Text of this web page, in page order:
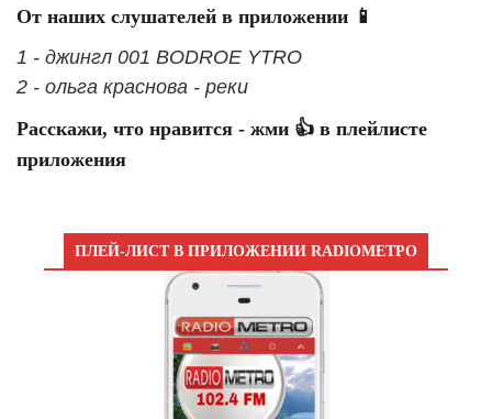
От наших слушателей в приложении 📱
1 - джингл 001 BODROE YTRO
2 - ольга краснова - реки
Расскажи, что нравится - жми 👍 в плейлисте
приложения
ПЛЕЙ-ЛИСТ В ПРИЛОЖЕНИИ RADIOМЕТРО